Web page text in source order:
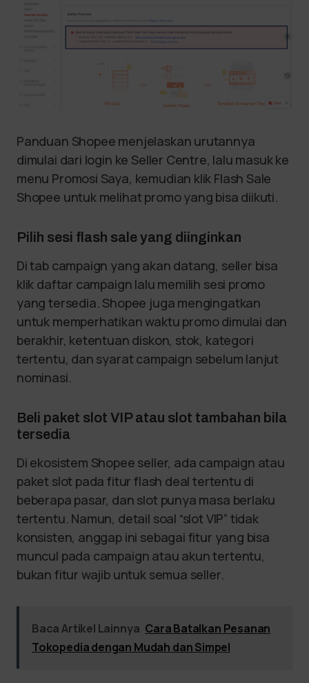
Panduan Shopee menjelaskan urutannya
dimulai dari login ke Seller Centre, lalu masuk ke
menu Promosi Saya, kemudian klik Flash Sale
Shopee untuk melihat promo yang bisa diikuti.
Pilih sesi flash sale yang diinginkan
Di tab campaign yang akan datang, seller bisa
klik daftar campaign lalu memilih sesi promo
yang tersedia. Shopee juga mengingatkan
untuk memperhatikan waktu promo dimulai dan
berakhir, ketentuan diskon, stok, kategori
tertentu, dan syarat campaign sebelum lanjut
nominasi.
Beli paket slot VIP atau slot tambahan bila
tersedia
Di ekosistem Shopee seller, ada campaign atau
paket slot pada fitur flash deal tertentu di
beberapa pasar, dan slot punya masa berlaku
tertentu. Namun, detail soal “slot VIP” tidak
konsisten, anggap ini sebagai fitur yang bisa
muncul pada campaign atau akun tertentu,
bukan fitur wajib untuk semua seller.
Baca Artikel Lainnya Cara Batalkan Pesanan
Tokopedia dengan Mudah dan Simpel